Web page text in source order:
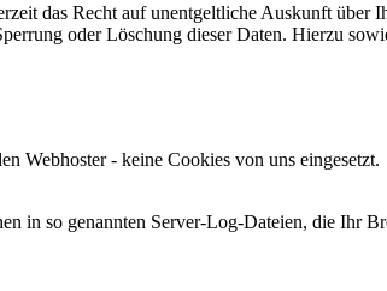
das Recht auf unentgeltliche Auskunft
oder Löschung dieser Daten. Hierzu
Webhoster - keine Cookies von uns eingesetzt.
in so genannten Server-Log-Dateien, die Ihr